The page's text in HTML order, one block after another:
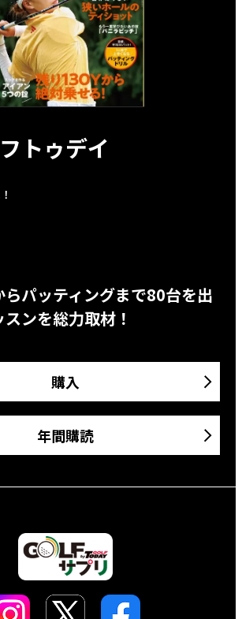
トゥデイ
らパッティングまで80台を出
ンを総力取材！
購入
年間購読